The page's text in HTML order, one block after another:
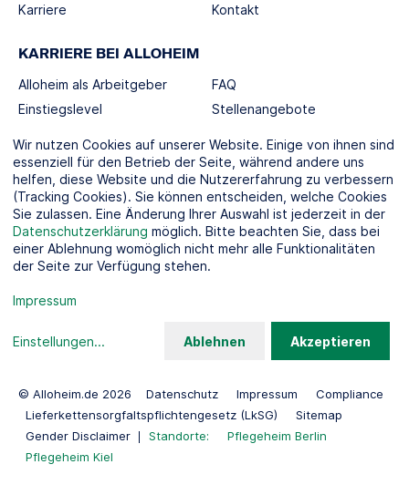
Karriere
Kontakt
KARRIERE BEI ALLOHEIM
Alloheim als Arbeitgeber
Einstiegslevel
FAQ
Stellenangebote
SOCIAL MEDIA
KOOPERATIONSPARTNER
© Alloheim.de 2026 Datenschutz Impressum
Compliance
Lieferkettensorgfaltspflichtengesetz (LkSG)
Sitemap
Gender Disclaimer
Standorte:
Pflegeheim Berlin
Pflegeheim Kiel
Wir nutzen Cookies auf unserer Website. Einige von ihnen sind
essenziell für den Betrieb der Seite, während andere uns
helfen, diese Website und die Nutzererfahrung zu verbessern
(Tracking Cookies). Sie können entscheiden, welche Cookies
Sie zulassen. Eine Änderung Ihrer Auswahl ist jederzeit in der
Datenschutzerklärung möglich. Bitte beachten Sie, dass bei
einer Ablehnung womöglich nicht mehr alle Funktionalitäten
der Seite zur Verfügung stehen.
Impressum
Einstellungen... Ablehnen Akzeptieren